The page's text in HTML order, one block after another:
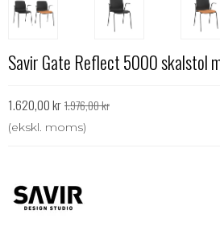
Savir Gate Reflect 5000 skalstol
1.620,00 kr1.976,00 kr
(ekskl. moms)